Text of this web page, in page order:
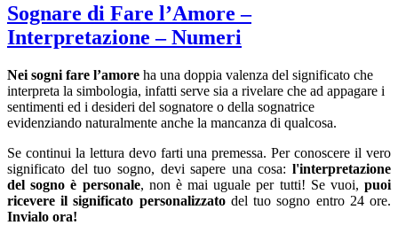
Sognare di Fare l’Amore –
Interpretazione – Numeri
Nei sogni fare l’amore ha una doppia valenza del significato che
interpreta la simbologia, infatti serve sia a rivelare che ad appagare i
sentimenti ed i desideri del sognatore o della sognatrice
evidenziando naturalmente anche la mancanza di qualcosa.
Se continui la lettura devo farti una premessa. Per conoscere il vero
significato del tuo sogno, devi sapere una cosa: l'interpretazione
del sogno è personale, non è mai uguale per tutti! Se vuoi, puoi
ricevere il significato personalizzatodel tuo sogno entro 24 ore.
Invialo ora!